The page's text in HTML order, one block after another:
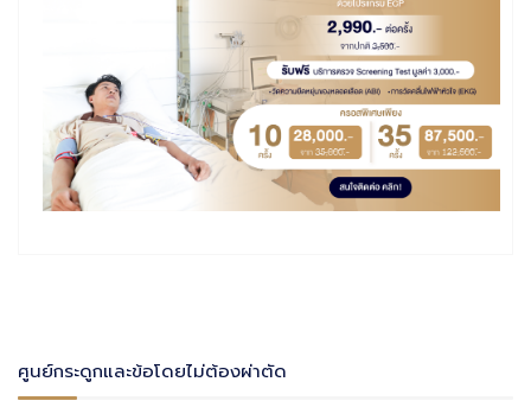
ศูนย์กระดูกและข้อโดยไม่ต้องผ่าตัด